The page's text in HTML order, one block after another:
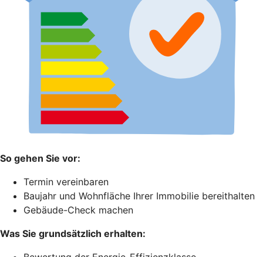
So gehen Sie vor:
Termin vereinbaren
Baujahr und Wohnfläche Ihrer Immobilie bereithalten
Gebäude-Check machen
Was Sie grundsätzlich erhalten: